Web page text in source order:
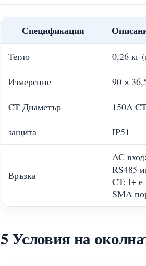
Спецификация
Тегло 0,26 кг
Измерение 90 ×
CT Диаметър 150A
защита IP51
Връзка
AC
RS485
CT: I+ е
SMA
5 Условия на